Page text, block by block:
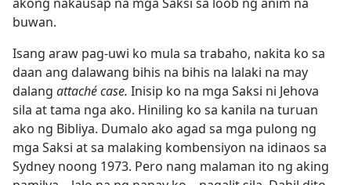
buwan.
Isang araw pag-uwi ko mula sa trabaho, nakita ko sa
daan ang dalawang bihis na bihis na lalaki na may
dalang attaché case. Inisip ko na mga Saksi ni Jehova
sila at tama nga ako. Hiniling ko sa kanila na turuan
ako ng Bibliya. Dumalo ako agad sa mga pulong ng
mga Saksi at sa malaking kombensiyon na idinaos sa
Sydney noong 1973. Pero nang malaman ito ng aking